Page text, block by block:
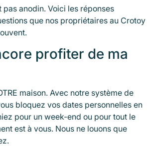
pas anodin. Voici les réponses
que nos propriétaires au Crotoy
profiter de ma
maison. Avec notre système de
bloquez vos dates personnelles en
pour un week-end ou pour tout le
est à vous. Nous ne louons que